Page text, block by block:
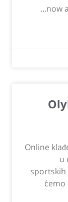
now
Online
u
sportskih